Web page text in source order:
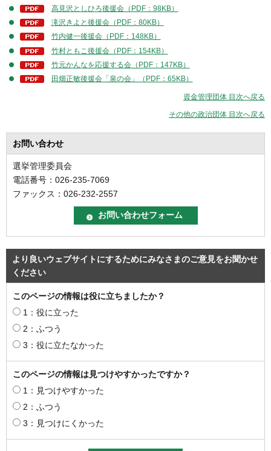
高見沢としひろ後援会（PDF：98KB）
滝沢きよと後援会（PDF：80KB）
竹内健一後援会（PDF：148KB）
竹村ともこ後援会（PDF：154KB）
竹元かんなを応援する会（PDF：147KB）
田畑正敏後援会「泉の会」（PDF：65KB）
資金管理団体 目次へ戻る
その他の政治団体 目次へ戻る
お問い合わせ
選挙管理委員会
電話番号：026-235-7069
ファックス：026-232-2557
より良いウェブサイトにするためにみなさまのご意見をお聞かせ
ください
このページの情報は役に立ちましたか？
1：役に立った
2：ふつう
3：役に立たなかった
このページの情報は見つけやすかったですか？
1：見つけやすかった
2：ふつう
3：見つけにくかった